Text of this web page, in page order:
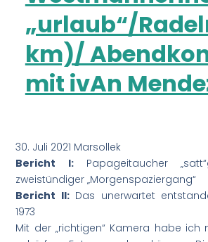
„urlaub“/
km)/
mit ivAn
30. Juli 2021 Marsollek
Bericht I:Papageitaucher
zweistündiger „Morgenspaziergang“
Bericht II: Das unerwartet
1973
Mit der „richtigen“ Kamera habe ich